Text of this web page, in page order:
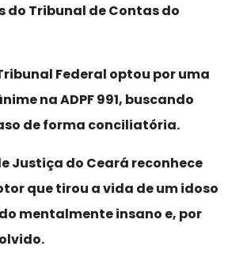
do Tribunal de Contas do
Federal optou por uma
na ADPF 991, buscando
de forma conciliatória.
Justiça do Ceará reconhece
que tirou a vida de um idoso
mentalmente insano e, por